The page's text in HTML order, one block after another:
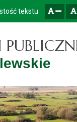
tekstu